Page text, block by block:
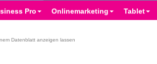
Pro Onlinemarketing Tablet
Datenblatt anzeigen lassen